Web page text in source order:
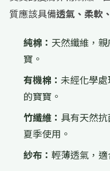
質應該具備透氣、柔軟
純棉： 天然纖維，
寶。
有機棉： 未經化學
的寶寶。
竹纖維： 具有天然
夏季使用。
紗布： 輕薄透氣，